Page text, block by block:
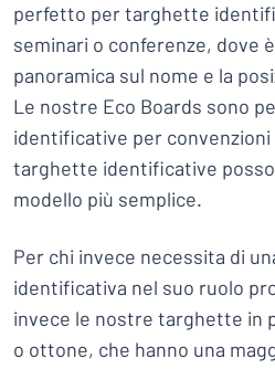
perfetto per targhette
seminari o conferenze, dove
panoramica sul nome e la
Le nostre Eco Boards sono
identificative per
targhette identificative
modello più semplice.
Per chi invece necessita di
identificativa nel suo ruolo
invece le nostre targhette in
o ottone, che hanno una